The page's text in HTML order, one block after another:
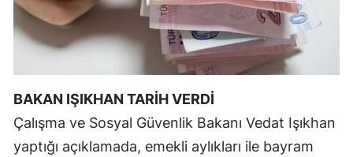
Kırklareli
Kırşehir
Konya
Kütahya
BAKAN IŞIKHAN TARİH VERDİ
Çalışma ve Sosyal Güvenlik Bakanı Vedat Işıkhan
yaptığı açıklamada, emekli aylıkları ile bayram